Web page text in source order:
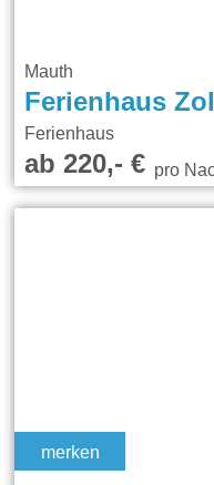
Mauth
Ferienhaus
Ferienhaus
ab 220,- €pro
merken